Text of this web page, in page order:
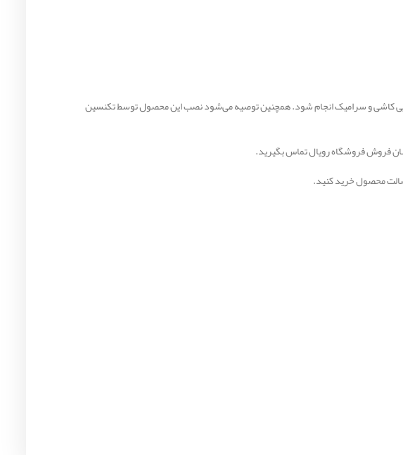
کاشی و سرامیک انجام شود. همچنین توصیه می‌شود نصب این محصول توسط تکنسین
فروش فروشگاه رویال تماس بگیرید.
محصول خرید کنید.